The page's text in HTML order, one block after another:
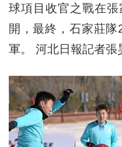
球項目收官之戰在
開，最終，石家莊
軍。 河北日報記者張